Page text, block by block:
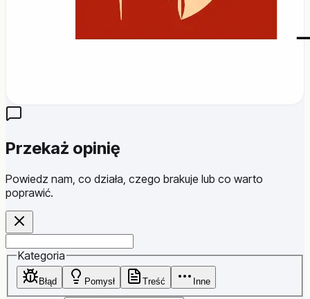
Przekaż opinię
Powiedz nam, co działa, czego brakuje lub co warto
poprawić.
Website
Kategoria
Błąd Pomysł Treść Inne